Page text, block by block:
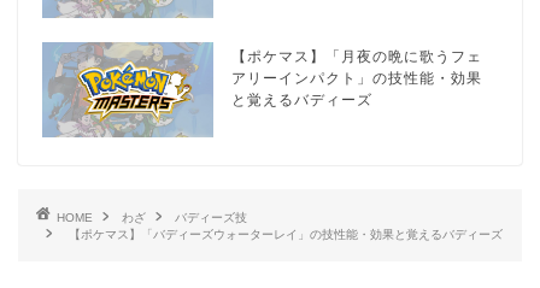
【ポケマス】「月夜の晩に歌うフェ
アリーインパクト」の技性能・効果
と覚えるバディーズ
HOME わざ
バディーズ技
【ポケマス】「バディーズウォーターレイ」の技性能・効果と覚えるバディーズ